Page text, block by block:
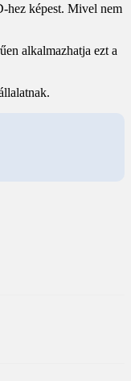
hez képest. Mivel nem
alkalmazhatja ezt a